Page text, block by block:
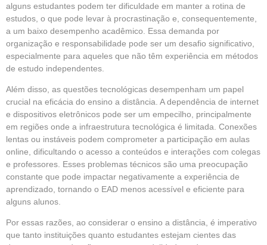
alguns estudantes podem ter dificuldade em manter a rotina de
estudos, o que pode levar à procrastinação e, consequentemente,
a um baixo desempenho acadêmico. Essa demanda por
organização e responsabilidade pode ser um desafio significativo,
especialmente para aqueles que não têm experiência em métodos
de estudo independentes.
Além disso, as questões tecnológicas desempenham um papel
crucial na eficácia do ensino a distância. A dependência de internet
e dispositivos eletrônicos pode ser um empecilho, principalmente
em regiões onde a infraestrutura tecnológica é limitada. Conexões
lentas ou instáveis podem comprometer a participação em aulas
online, dificultando o acesso a conteúdos e interações com colegas
e professores. Esses problemas técnicos são uma preocupação
constante que pode impactar negativamente a experiência de
aprendizado, tornando o EAD menos acessível e eficiente para
alguns alunos.
Por essas razões, ao considerar o ensino a distância, é imperativo
que tanto instituições quanto estudantes estejam cientes das